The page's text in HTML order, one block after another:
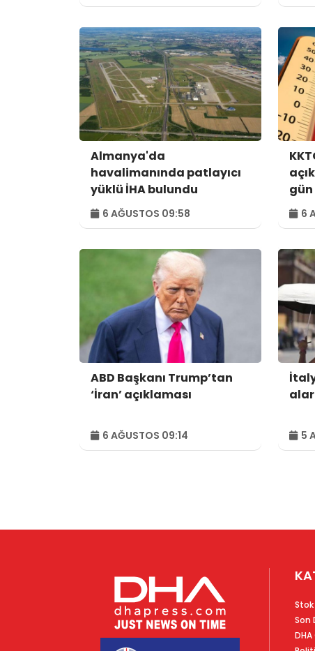
Almanya'da
havalimanında patlayıcı
yüklü İHA bulundu
6 AĞUSTOS 09:58
gün
6
ABD Başkanı Trump’tan
‘İran’ açıklaması
6 AĞUSTOS 09:14 5
Son